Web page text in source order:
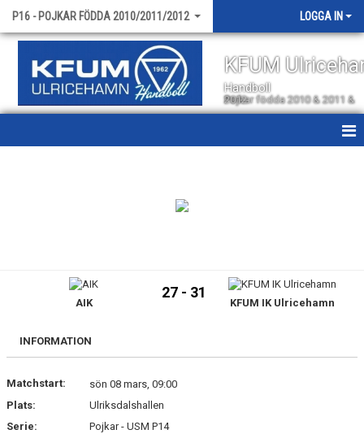
P16 - POJKAR FÖDDA 2010/2011/2012 LOGGA IN
KFUM
Handboll
Pojkar födda 2010 & 2011 & 2012
BILDGALLERI
KONTAKT
AIK
27 - 31
KFUM IK Ulricehamn
INFORMATION
Matchstart:
sön 08 mars, 09:00
Plats:
Ulriksdalshallen
Serie:
Pojkar - USM P14